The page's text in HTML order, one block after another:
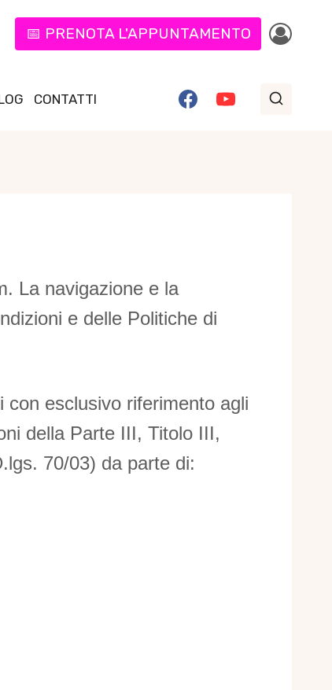
📅 PRENOTA L'APPUNTAMENTO
CONTATTI
La navigazione e la
e delle Politiche di
con esclusivo riferimento agli
della Parte III, Titolo III,
70/03) da parte di: